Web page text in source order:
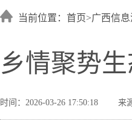
当前位置：首页>广西信息
乡情聚势
时间：2026-03-26 17:50:18 来